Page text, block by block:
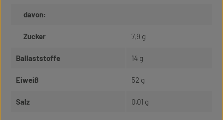
davon:
Zucker 7,9 g
Ballaststoffe 14 g
Eiweiß 52 g
Salz 0,01 g